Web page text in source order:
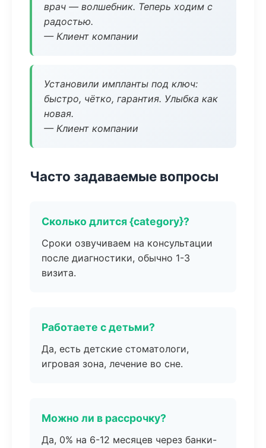
врач — волшебник. Теперь ходим с
радостью.
— Клиент компании
Установили импланты под ключ:
быстро, чётко, гарантия. Улыбка как
новая.
— Клиент компании
Часто задаваемые вопросы
Сколько длится {category}?
Сроки озвучиваем на консультации
после диагностики, обычно 1-3
визита.
Работаете с детьми?
Да, есть детские стоматологи,
игровая зона, лечение во сне.
Можно ли в рассрочку?
Да, 0% на 6-12 месяцев через банки-